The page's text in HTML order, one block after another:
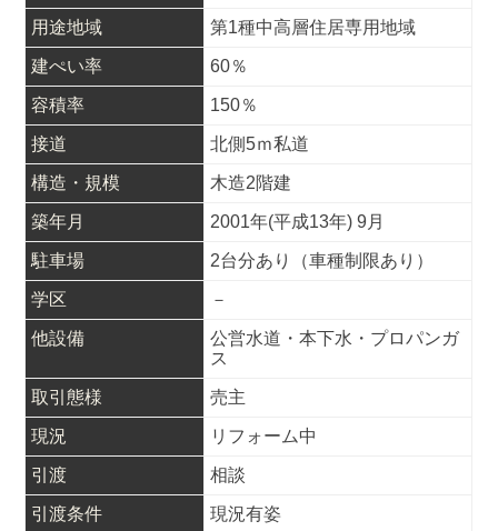
用途地域 第1種中高層住居専用地域
建ぺい率 60％
容積率 150％
接道 北側5ｍ私道
構造・規模 木造2階建
築年月 2001年(平成13年) 9月
駐車場 2台分あり（車種制限あり）
学区 －
他設備
公営水道・本下水・プロパンガ
ス
取引態様 売主
現況 リフォーム中
引渡 相談
引渡条件 現況有姿